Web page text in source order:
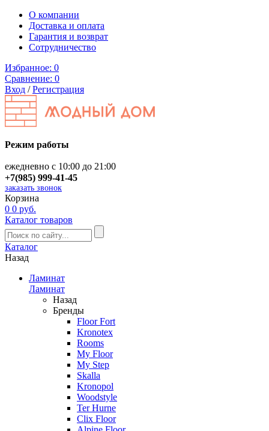
О компании
Доставка и оплата
Гарантия и возврат
Сотрудничество
Избранное: 0
Сравнение: 0
Вход /Регистрация
Режим работы
ежедневно с 10:00 до 21:00
+7(985) 999-41-45
заказать звонок
Корзина
0 0 руб.
Каталог товаров
Каталог
Назад
Ламинат
Ламинат
Назад
Бренды
Floor Fort
Kronotex
Rooms
My Floor
My Step
Skalla
Kronopol
Woodstyle
Ter Hurne
Clix Floor